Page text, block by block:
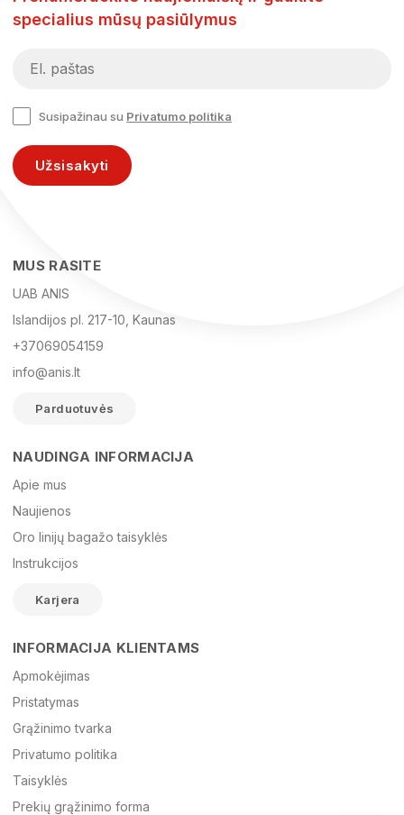
El. paštas
Žinutė
specialius mūsų pasiūlymus
Susipažinau su Privatumo politika
Užsisakyti
MUS RASITE
UAB ANIS
Islandijos pl. 217-10, Kaunas
+37069054159
info@anis.lt
Parduotuvės
NAUDINGA INFORMACIJA
Apie mus
Naujienos
Oro linijų bagažo taisyklės
Instrukcijos
Karjera
INFORMACIJA KLIENTAMS
Apmokėjimas
Pristatymas
Grąžinimo tvarka
Privatumo politika
Taisyklės
Prekių grąžinimo forma